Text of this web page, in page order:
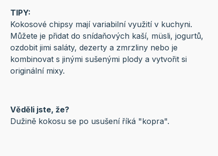
TIPY:
Kokosové chipsy mají variabilní využití v kuchyni.
Můžete je přidat do snídaňových kaší, müsli, jogurtů,
ozdobit jimi saláty, dezerty a zmrzliny nebo je
kombinovat s jinými sušenými plody a vytvořit si
originální mixy.
Věděli jste, že?
Dužině kokosu se po usušení říká "kopra".